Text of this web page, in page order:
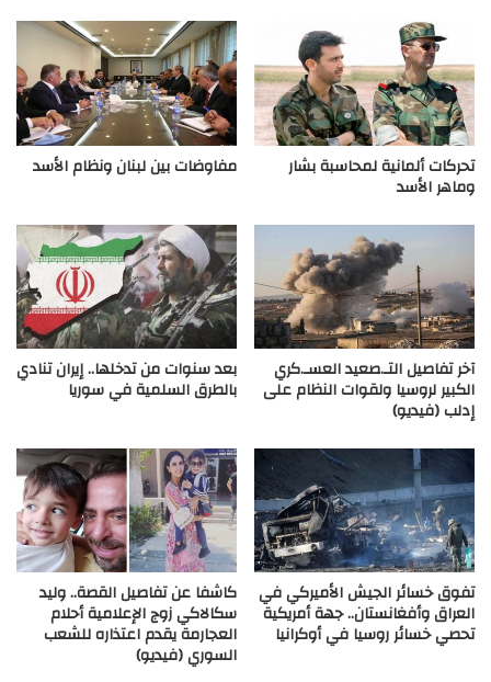
تحركات ألمانية لمحاسبة بشار
وماهر الأسد
مفاوضات بين لبنان ونظام الأسد
آخر تفاصيل التـ.صعيد العسـ.كري
الكبير لروسيا ولقوات النظام على
إدلب (فيديو)
بعد سنوات من تدخلها.. إيران تنادي
بالطرق السلمية في سوريا
تفوق خسائر الجيش الأميركي في
العراق وأفغانستان.. جهة أمريكية
تحصي خسائر روسيا في أوكرانيا
كاشفا عن تفاصيل القصة.. وليد
سكالاكي زوج الإعلامية أحلام
العجارمة يقدم اعتذاره للشعب
السوري (فيديو)